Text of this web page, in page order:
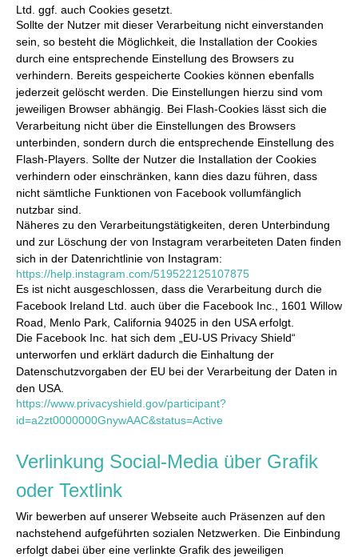
Ltd. ggf. auch Cookies gesetzt.
Sollte der Nutzer mit dieser Verarbeitung nicht einverstanden
sein, so besteht die Möglichkeit, die Installation der Cookies
durch eine entsprechende Einstellung des Browsers zu
verhindern. Bereits gespeicherte Cookies können ebenfalls
jederzeit gelöscht werden. Die Einstellungen hierzu sind vom
jeweiligen Browser abhängig. Bei Flash-Cookies lässt sich die
Verarbeitung nicht über die Einstellungen des Browsers
unterbinden, sondern durch die entsprechende Einstellung des
Flash-Players. Sollte der Nutzer die Installation der Cookies
verhindern oder einschränken, kann dies dazu führen, dass
nicht sämtliche Funktionen von Facebook vollumfänglich
nutzbar sind.
Näheres zu den Verarbeitungstätigkeiten, deren Unterbindung
und zur Löschung der von Instagram verarbeiteten Daten finden
sich in der Datenrichtlinie von Instagram:
https://help.instagram.com/519522125107875
Es ist nicht ausgeschlossen, dass die Verarbeitung durch die
Facebook Ireland Ltd. auch über die Facebook Inc., 1601 Willow
Road, Menlo Park, California 94025 in den USA erfolgt.
Die Facebook Inc. hat sich dem „EU-US Privacy Shield“
unterworfen und erklärt dadurch die Einhaltung der
Datenschutzvorgaben der EU bei der Verarbeitung der Daten in
den USA.
https://www.privacyshield.gov/participant?
id=a2zt0000000GnywAAC&status=Active
Verlinkung Social-Media über Grafik
oder Textlink
Wir bewerben auf unserer Webseite auch Präsenzen auf den
nachstehend aufgeführten sozialen Netzwerken. Die Einbindung
erfolgt dabei über eine verlinkte Grafik des jeweiligen